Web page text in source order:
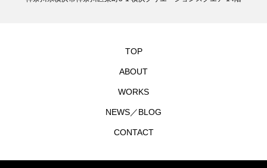
TOP
ABOUT
WORKS
NEWS／BLOG
CONTACT